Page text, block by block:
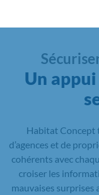
Un
Habitat Concept
d’agences et de
cohérents avec
croiser les
mauvaises surprises